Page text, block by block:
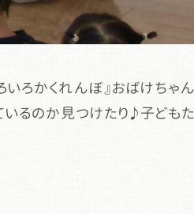
いろかくれんぼ』おばけちゃ
るのか見つけたり♪子ども